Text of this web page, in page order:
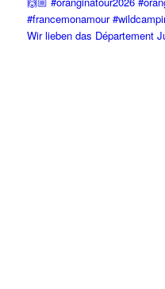
Wir lieben das Département